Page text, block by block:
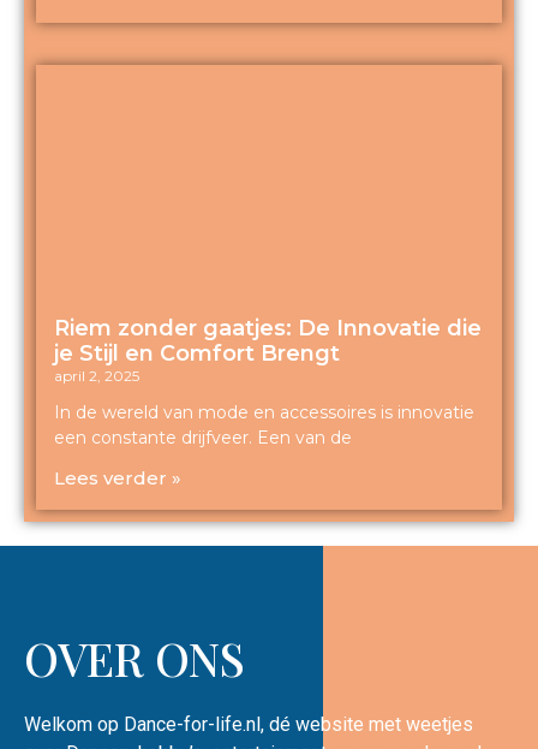
Riem zonder gaatjes: De Innovatie die
je Stijl en Comfort Brengt
april 2, 2025
In de wereld van mode en accessoires is innovatie
een constante drijfveer. Een van de
Lees verder »
OVER ONS
Welkom op Dance-for-life.nl, dé website met weetjes